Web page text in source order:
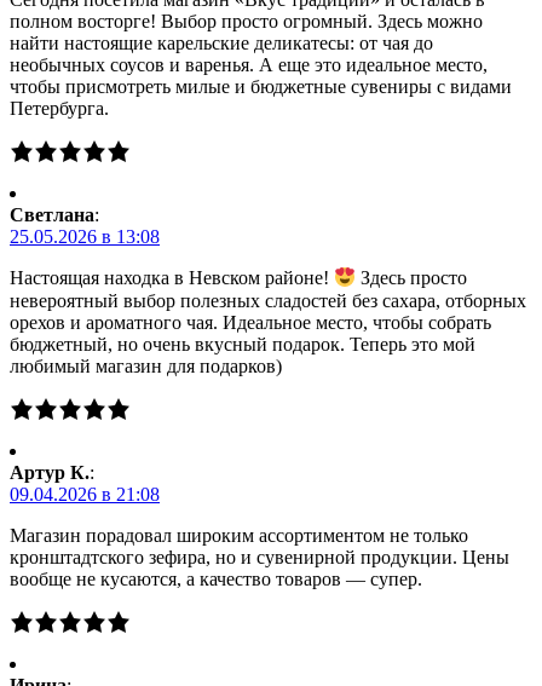
полном восторге! Выбор просто огромный. Здесь можно
найти настоящие карельские деликатесы: от чая до
необычных соусов и варенья. А еще это идеальное место,
чтобы присмотреть милые и бюджетные сувениры с видами
Петербурга.
Светлана:
25.05.2026 в 13:08
Настоящая находка в Невском районе!
Здесь просто
невероятный выбор полезных сладостей без сахара, отборных
орехов и ароматного чая. Идеальное место, чтобы собрать
бюджетный, но очень вкусный подарок. Теперь это мой
любимый магазин для подарков)
Артур К.:
09.04.2026 в 21:08
Магазин порадовал широким ассортиментом не только
кронштадтского зефира, но и сувенирной продукции. Цены
вообще не кусаются, а качество товаров — супер.